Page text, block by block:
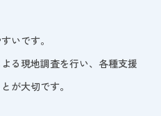
いです。
る現地調査を行い、各種支援
が大切です。